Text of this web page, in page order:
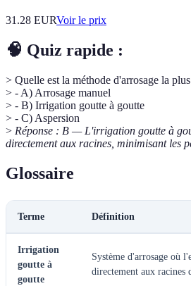
31.28 EURVoir le prix
🧠 Quiz rapide :
> Quelle est la méthode d'arrosage la
> - A) Arrosage manuel
> - B) Irrigation goutte à goutte
> - C) Aspersion
> Réponse : B — L'irrigation goutte à
directement aux racines, minimisant les
Glossaire
Terme Définition
Irrigation
goutte à
goutte
Système d'arrosage où
directement aux racines